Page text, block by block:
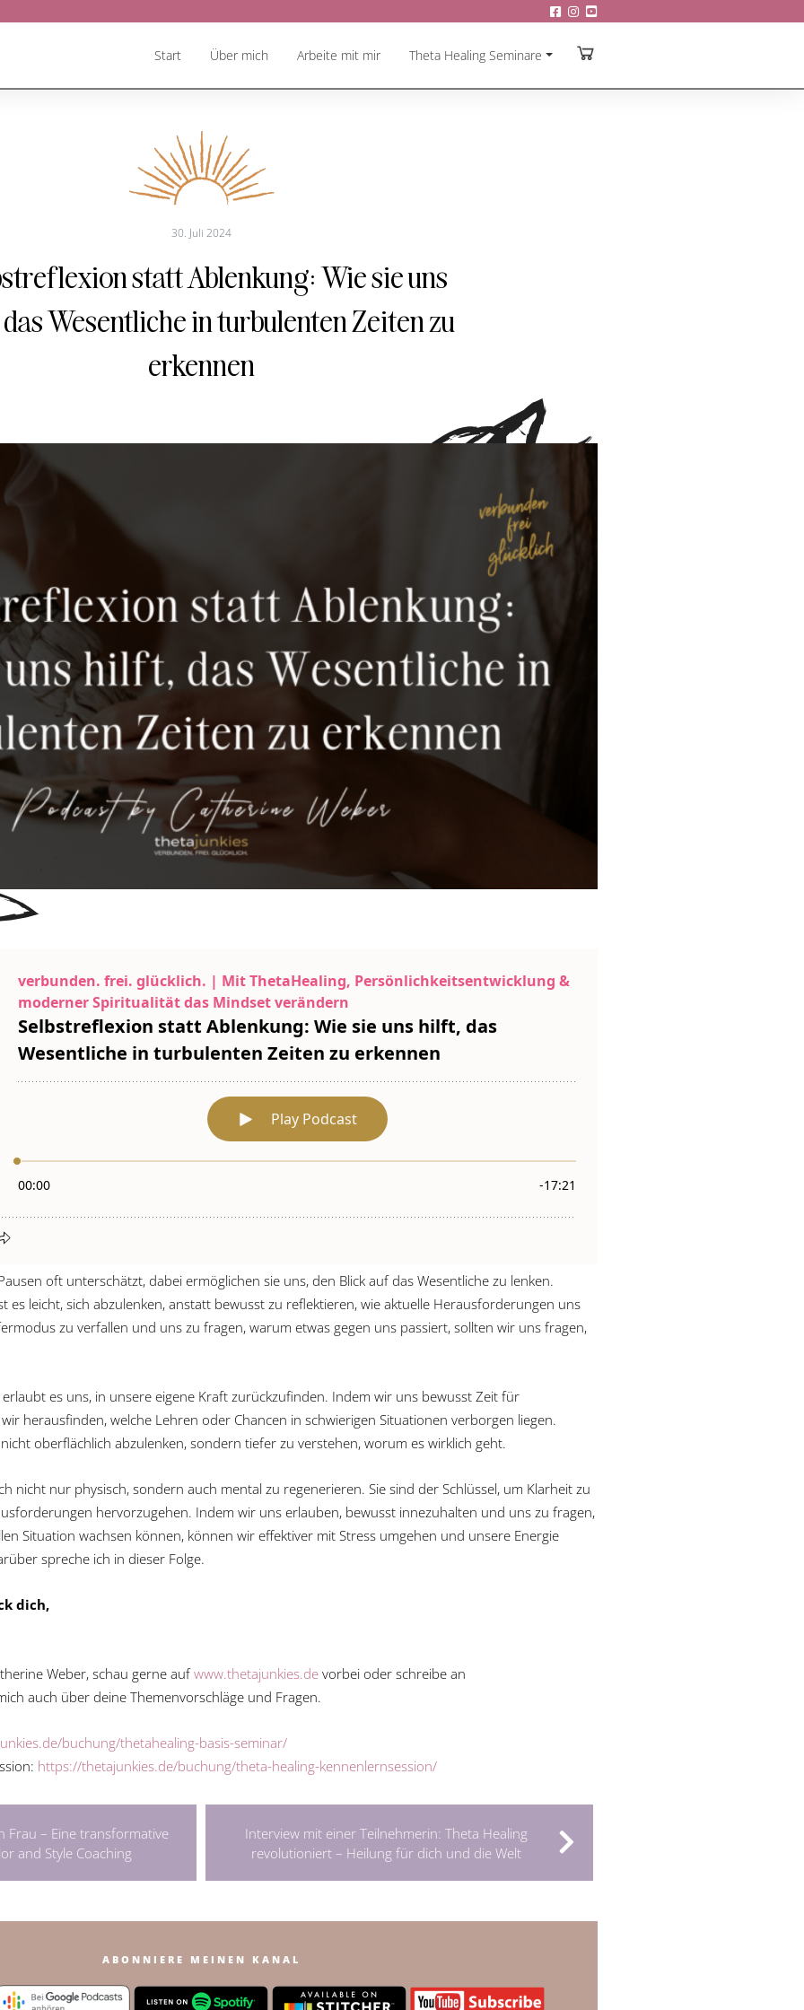
Start Über mich Arbeite mit mir Theta Healing Seminare
30. Juli 2024
statt Ablenkung: Wie sie uns
Wesentliche in turbulenten Zeiten zu
erkennen
oft unterschätzt, dabei ermöglichen sie uns, den Blick auf das Wesentliche zu lenken.
es leicht, sich abzulenken, anstatt bewusst zu reflektieren, wie aktuelle Herausforderungen uns
zu verfallen und uns zu fragen, warum etwas gegen uns passiert, sollten wir uns fragen,
es uns, in unsere eigene Kraft zurückzufinden. Indem wir uns bewusst Zeit für
herausfinden, welche Lehren oder Chancen in schwierigen Situationen verborgen liegen.
oberflächlich abzulenken, sondern tiefer zu verstehen, worum es wirklich geht.
nicht nur physisch, sondern auch mental zu regenerieren. Sie sind der Schlüssel, um Klarheit zu
hervorzugehen. Indem wir uns erlauben, bewusst innezuhalten und uns zu fragen,
Situation wachsen können, können wir effektiver mit Stress umgehen und unsere Energie
spreche ich in dieser Folge.
dich,
Weber, schau gerne aufwww.thetajunkies.de vorbei oder schreibe an
auch über deine Themenvorschläge und Fragen.
buchung/thetahealing-basis-seminar/
https://thetajunkies.de/buchung/theta-healing-kennenlernsession/
Frau – Eine transformative
and Style Coaching
Interview mit einer Teilnehmerin: Theta Healing
revolutioniert – Heilung für dich und die Welt
ABONNIERE MEINEN KANAL